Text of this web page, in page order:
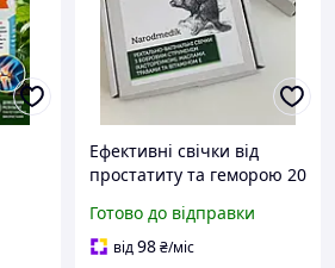
Ефективні свічки від
простатиту та геморою 20
Готово до відправки
від98₴/міс